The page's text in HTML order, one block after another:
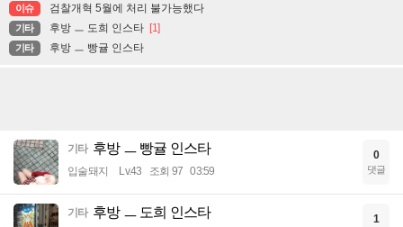
이슈 검찰개혁 5월에 처리 불가능했다
기타 후방 ㅡ 도희 인스타 [1]
기타 후방 ㅡ 빵귤 인스타
기타 후방 ㅡ 빵귤 인스타
입술돼지 Lv.43 조회 97 03:59
0
댓글
기타 후방 ㅡ 도희 인스타 1